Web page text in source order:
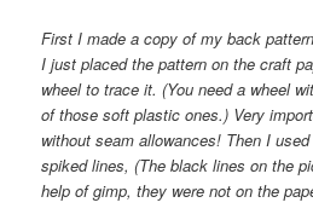
First I made a copy of my back
I just placed the pattern on the craft
wheel to trace it. (You need a wheel
of those soft plastic ones.) Very
without seam allowances! Then I
spiked lines, (The black lines on the
help of gimp, they were not on the